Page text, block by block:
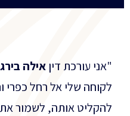
"אני עורכת דיןאילה
לקוחה שלי אל רחל כפרי
להקליט אותה, לשמור